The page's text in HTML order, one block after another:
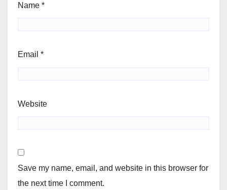
Name *
Email *
Website
Save my name, email, and website in this browser for
the next time I comment.